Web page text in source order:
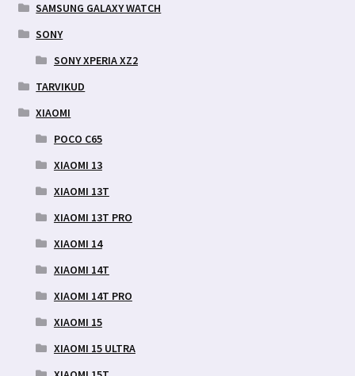
SAMSUNG GALAXY WATCH
SONY
SONY XPERIA XZ2
TARVIKUD
XIAOMI
POCO C65
XIAOMI 13
XIAOMI 13T
XIAOMI 13T PRO
XIAOMI 14
XIAOMI 14T
XIAOMI 14T PRO
XIAOMI 15
XIAOMI 15 ULTRA